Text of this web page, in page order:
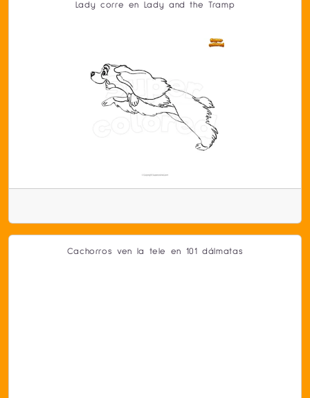
Lady corre en Lady and the Tramp
Cachorros ven la tele en 101 dálmatas